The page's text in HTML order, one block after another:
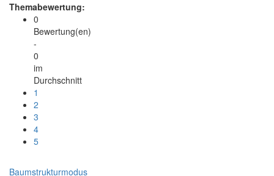
Themabewertung:
0
Bewertung(en)
-
0
im
Durchschnitt
1
2
3
4